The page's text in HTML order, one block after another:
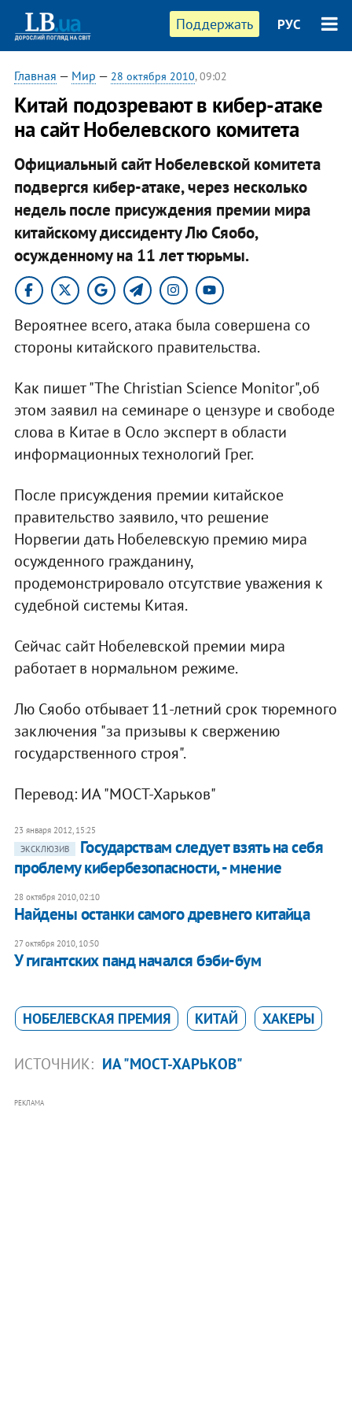
Поддержать РУС
Главная — Мир — 28 октября 2010, 09:02
Китай подозревают в кибер-атаке
на сайт Нобелевского комитета
Официальный сайт Нобелевской комитета
подвергся кибер-атаке, через несколько
недель после присуждения премии мира
китайскому диссиденту Лю Сяобо,
осужденному на 11 лет тюрьмы.​
Вероятнее всего, атака была совершена со
стороны китайского правительства.
Как пишет "The Christian Science Monitor",об
этом заявил на семинаре о цензуре и свободе
слова в Китае в Осло эксперт в области
информационных технологий Грег.
После присуждения премии китайское
правительство заявило, что решение
Норвегии дать Нобелевскую премию мира
осужденного гражданину,
продемонстрировало отсутствие уважения к
судебной системы Китая.
Сейчас сайт Нобелевской премии мира
работает в нормальном режиме.
Лю Сяобо отбывает 11-летний срок тюремного
заключения "за призывы к свержению
государственного строя".
Перевод: ИА "МОСТ-Харьков"
23 января 2012, 15:25
ЭКСКЛЮЗИВ
Государствам следует взять на себя
проблему кибербезопасности, - мнение
28 октября 2010, 02:10
Найдены останки самого древнего китайца
27 октября 2010, 10:50
У гигантских панд начался бэби-бум
НОБЕЛЕВСКАЯ ПРЕМИЯ КИТАЙ ХАКЕРЫ
ИСТОЧНИК: ИА "МОСТ-ХАРЬКОВ"
РЕКЛАМА